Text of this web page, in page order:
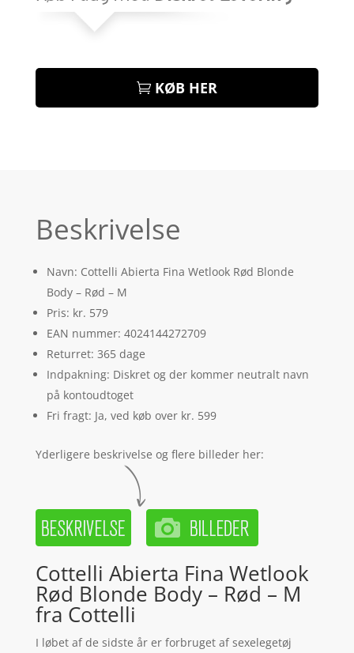
KØB HER
Beskrivelse
Navn: Cottelli Abierta Fina Wetlook Rød Blonde
Body – Rød – M
Pris: kr. 579
EAN nummer: 4024144272709
Returret: 365 dage
Indpakning: Diskret og der kommer neutralt navn
på kontoudtoget
Fri fragt: Ja, ved køb over kr. 599
Yderligere beskrivelse og flere billeder her:
Cottelli Abierta Fina Wetlook
Rød Blonde Body – Rød – M
fra Cottelli
I løbet af de sidste år er forbruget af sexelegetøj